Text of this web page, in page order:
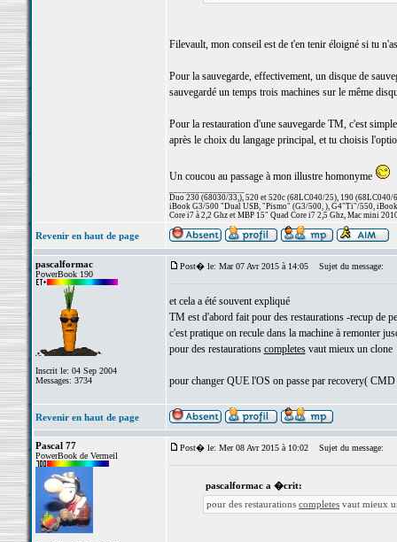
Filevault, mon conseil est de t'en tenir éloigné si tu
Pour la sauvegarde, effectivement, un disque de
sauvegardé un temps trois machines sur le même
Pour la restauration d'une sauvegarde TM, c'est
après le choix du langage principal, et tu choisis
Un coucou au passage à mon illustre homonyme
Duo 230 (68030/33,), 520 et 520c (68LC040/25), 190 (68LC040/
iBook G3/500 "Dual USB, "Pismo" (G3/500, ), G4"Ti"/550,
Core i7 à 2,2 Ghz et MBP 15" Quad Core i7 2,5 Ghz, Mac mini
Revenir en haut de page
pascalformac
PowerBook 190
Inscrit le: 04 Sep 2004
Messages: 3734
Post� le: Mar 07 Avr 2015 à 14:05 Sujet du message:
et cela a été souvent expliqué
TM est d'abord fait pour des restaurations -recup de
c'est pratique on recule dans la machine à remonter
pour des restaurations completesvaut mieux un clone
pour changer QUE l'OS on passe par recovery(
Revenir en haut de page
Pascal 77
PowerBook de Vermeil
Post� le: Mer 08 Avr 2015 à 10:02 Sujet du message:
pascalformac a �crit:
pour des restaurations completes vaut mieux